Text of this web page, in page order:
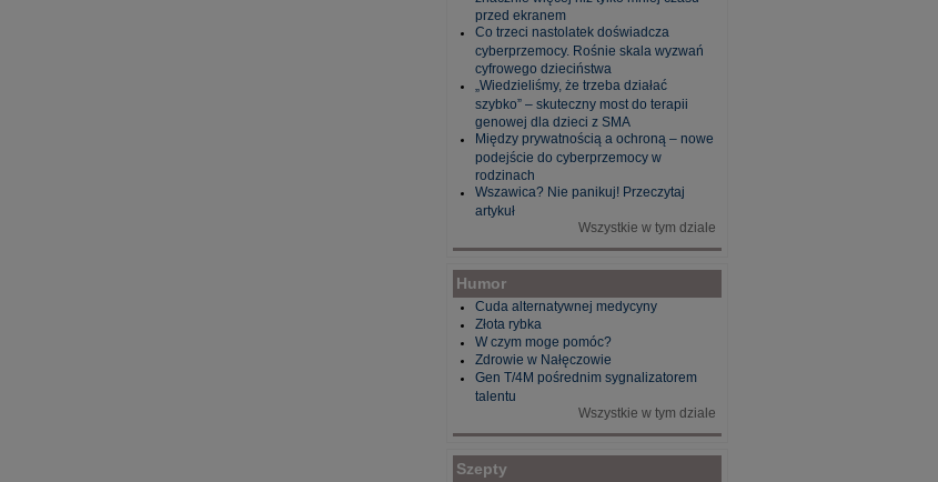
przed ekranem
Co trzeci nastolatek doświadcza
cyberprzemocy. Rośnie skala wyzwań
cyfrowego dzieciństwa
„Wiedzieliśmy, że trzeba działać
szybko” – skuteczny most do terapii
genowej dla dzieci z SMA
Między prywatnością a ochroną – nowe
podejście do cyberprzemocy w
rodzinach
Wszawica? Nie panikuj! Przeczytaj
artykuł
Wszystkie w tym dziale
Humor
Cuda alternatywnej medycyny
Złota rybka
W czym moge pomóc?
Zdrowie w Nałęczowie
Gen T/4M pośrednim sygnalizatorem
talentu
Wszystkie w tym dziale
Szepty